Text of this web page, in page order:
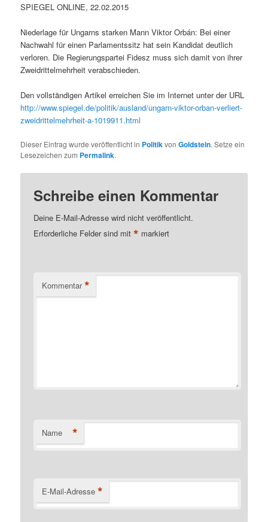
SPIEGEL ONLINE, 22.02.2015
Niederlage für Ungarns starken Mann Viktor Orbán: Bei einer
Nachwahl für einen Parlamentssitz hat sein Kandidat deutlich
verloren. Die Regierungspartei Fidesz muss sich damit von ihrer
Zweidrittelmehrheit verabschieden.
Den vollständigen Artikel erreichen Sie im Internet unter der URL
http://www.spiegel.de/politik/ausland/ungarn-viktor-orban-verliert-
zweidrittelmehrheit-a-1019911.html
Dieser Eintrag wurde veröffentlicht in PolitikvonGoldstein. Setze ein
Lesezeichen zum Permalink.
Schreibe einen Kommentar
Deine E-Mail-Adresse wird nicht veröffentlicht.
Erforderliche Felder sind mit* markiert
Kommentar *
Name *
E-Mail-Adresse *